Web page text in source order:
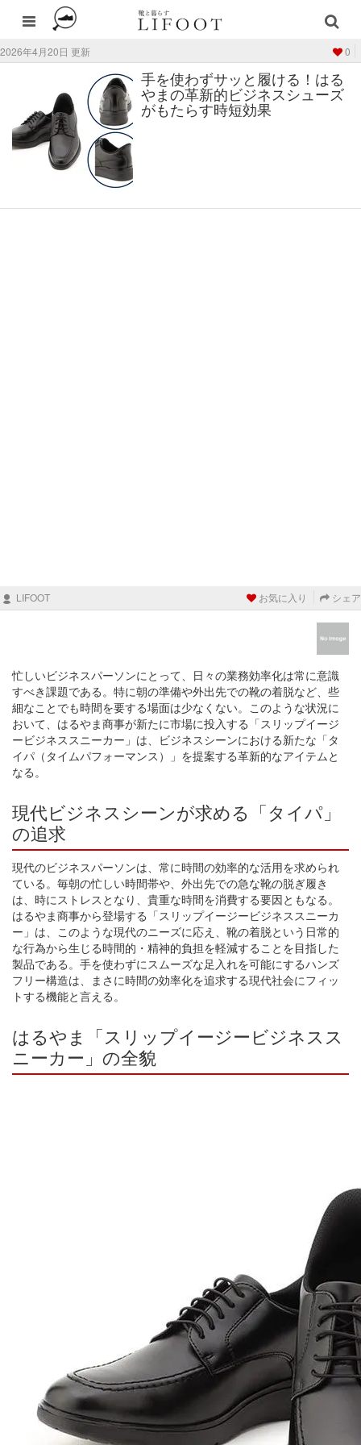
2026年4月20日 更新 0
手を使わずサッと履ける！はる
やまの革新的ビジネスシューズ
がもたらす時短効果
LIFOOT お気に入り シェア
忙しいビジネスパーソンにとって、日々の業務効率化は常に意識
すべき課題である。特に朝の準備や外出先での靴の着脱など、些
細なことでも時間を要する場面は少なくない。このような状況に
おいて、はるやま商事が新たに市場に投入する「スリップイージ
ービジネススニーカー」は、ビジネスシーンにおける新たな「タ
イパ（タイムパフォーマンス）」を提案する革新的なアイテムと
なる。
現代ビジネスシーンが求める「タイパ」
の追求
現代のビジネスパーソンは、常に時間の効率的な活用を求められ
ている。毎朝の忙しい時間帯や、外出先での急な靴の脱ぎ履き
は、時にストレスとなり、貴重な時間を消費する要因ともなる。
はるやま商事から登場する「スリップイージービジネススニーカ
ー」は、このような現代のニーズに応え、靴の着脱という日常的
な行為から生じる時間的・精神的負担を軽減することを目指した
製品である。手を使わずにスムーズな足入れを可能にするハンズ
フリー構造は、まさに時間の効率化を追求する現代社会にフィッ
トする機能と言える。
はるやま「スリップイージービジネスス
ニーカー」の全貌